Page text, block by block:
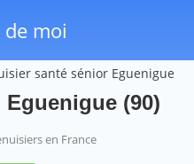
moi
santé sénior Eguenigue
(90)
en France